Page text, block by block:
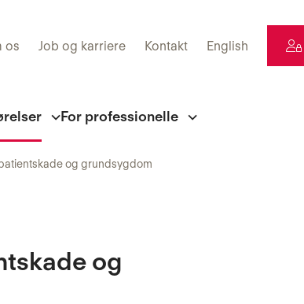
os Job og karriere Kontakt English
For professionelle
og grundsygdom
og